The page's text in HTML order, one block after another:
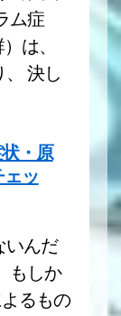
ム症
は、
決し
・原
ェッ
いんだ
もしか
るもの